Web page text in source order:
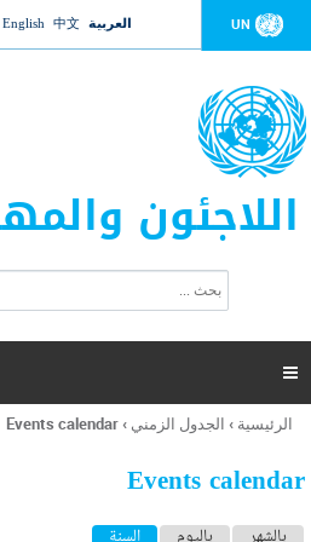
to navigation UN العربية 中文
English
اللاجئون
ت
ر
ل
ح
ب

أنت
هنا
الرئيسية › الجدول الزمني ›
Events calendar
Events calendar